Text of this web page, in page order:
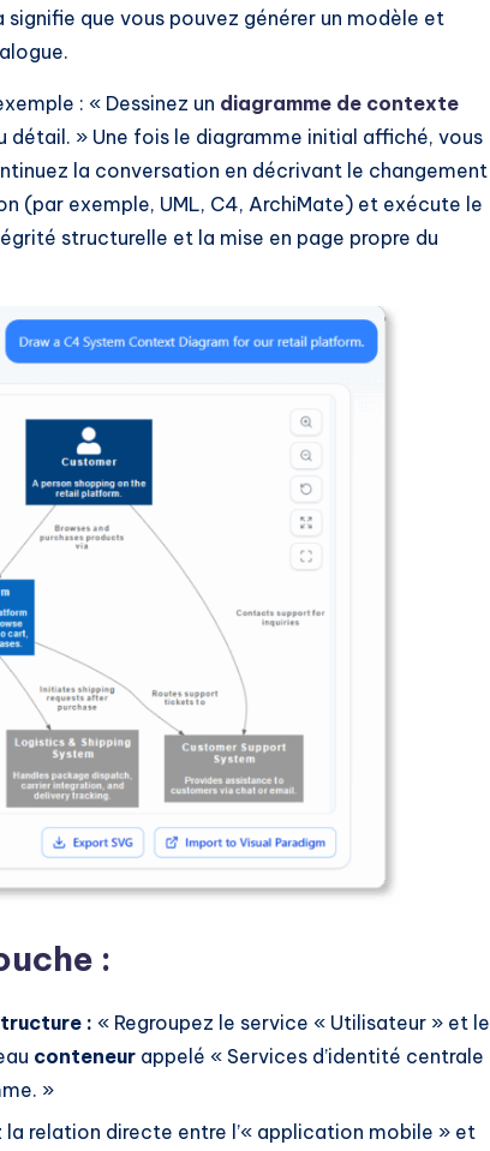
que vous pouvez générer un modèle et
: « Dessinez un diagramme de contexte
» Une fois le diagramme initial affiché, vous
la conversation en décrivant le changement
(par exemple, UML, C4, ArchiMate) et exécute le
structurelle et la mise en page propre du
:
: « Regroupez le service « Utilisateur » et le
conteneur appelé « Services d’identité centrale
»
la relation directe entre l’« application mobile » et